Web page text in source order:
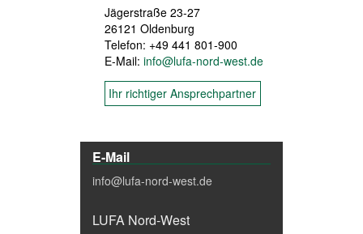
Jägerstraße 23-27
26121 Oldenburg
Telefon: +49 441 801-900
E-Mail: info@lufa-nord-west.de
Ihr richtiger Ansprechpartner
E-Mail
info@lufa-nord-west.de
LUFA Nord-West